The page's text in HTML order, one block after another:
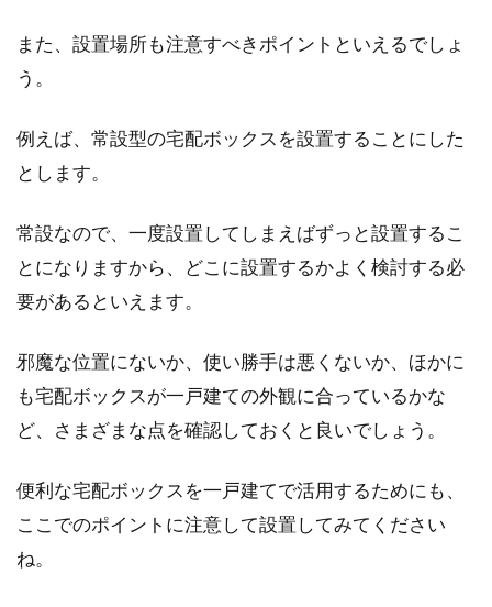
また、設置場所も注意すべきポイントといえるでしょ
う。
例えば、常設型の宅配ボックスを設置することにした
とします。
常設なので、一度設置してしまえばずっと設置するこ
とになりますから、どこに設置するかよく検討する必
要があるといえます。
邪魔な位置にないか、使い勝手は悪くないか、ほかに
も宅配ボックスが一戸建ての外観に合っているかな
ど、さまざまな点を確認しておくと良いでしょう。
便利な宅配ボックスを一戸建てで活用するためにも、
ここでのポイントに注意して設置してみてください
ね。